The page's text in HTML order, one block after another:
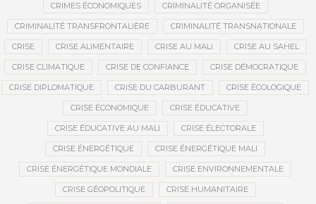
CRIMES ÉCONOMIQUES CRIMINALITÉ ORGANISÉE
CRIMINALITÉ TRANSFRONTALIÈRE CRIMINALITÉ TRANSNATIONALE
CRISE CRISE ALIMENTAIRE CRISE AU MALI CRISE AU SAHEL
CRISE CLIMATIQUE CRISE DE CONFIANCE CRISE DÉMOCRATIQUE
CRISE DIPLOMATIQUE CRISE DU CARBURANT CRISE ÉCOLOGIQUE
CRISE ÉCONOMIQUE CRISE ÉDUCATIVE
CRISE ÉDUCATIVE AU MALI CRISE ÉLECTORALE
CRISE ÉNERGÉTIQUE CRISE ÉNERGÉTIQUE MALI
CRISE ÉNERGÉTIQUE MONDIALE CRISE ENVIRONNEMENTALE
CRISE GÉOPOLITIQUE CRISE HUMANITAIRE